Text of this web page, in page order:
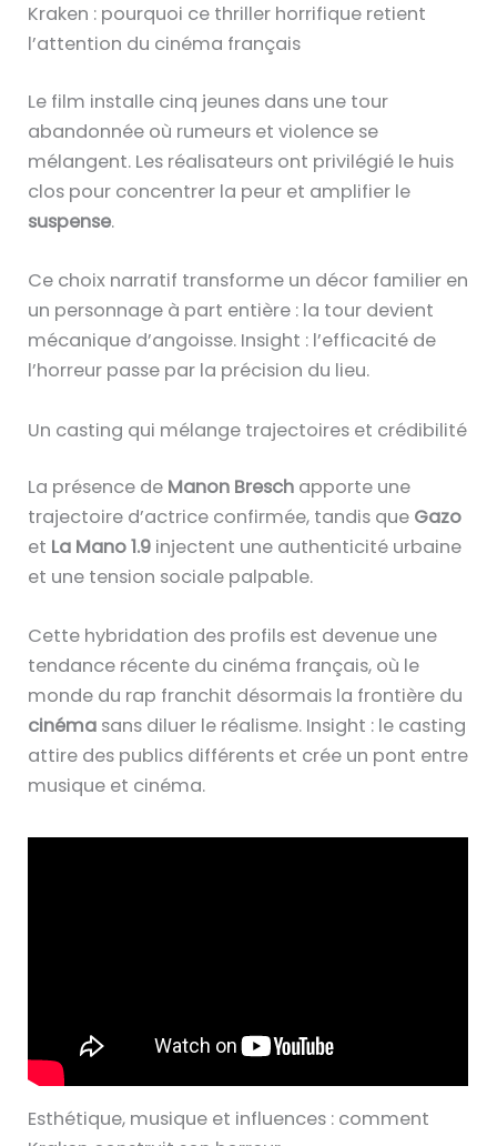
Kraken : pourquoi ce thriller horrifique retient
l’attention du cinéma français
Le film installe cinq jeunes dans une tour
abandonnée où rumeurs et violence se
mélangent. Les réalisateurs ont privilégié le huis
clos pour concentrer la peur et amplifier le
suspense.
Ce choix narratif transforme un décor familier en
un personnage à part entière : la tour devient
mécanique d’angoisse. Insight : l’efficacité de
l’horreur passe par la précision du lieu.
Un casting qui mélange trajectoires et crédibilité
La présence de Manon Bresch apporte une
trajectoire d’actrice confirmée, tandis que Gazo
et La Mano 1.9 injectent une authenticité urbaine
et une tension sociale palpable.
Cette hybridation des profils est devenue une
tendance récente du cinéma français, où le
monde du rap franchit désormais la frontière du
cinéma sans diluer le réalisme. Insight : le casting
attire des publics différents et crée un pont entre
musique et cinéma.
Esthétique, musique et influences : comment